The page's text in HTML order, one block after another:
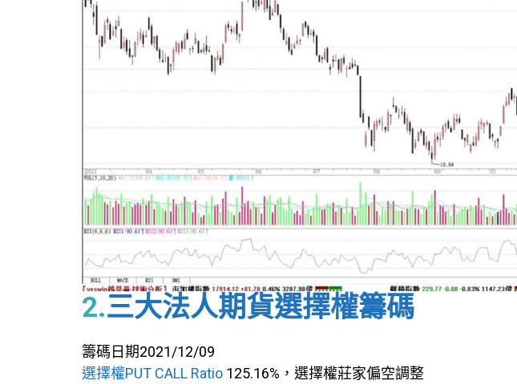
2.三大法人期貨選擇權籌碼
籌碼日期2021/12/09
選擇權PUT CALL Ratio 125.16%，選擇權莊家偏空調整